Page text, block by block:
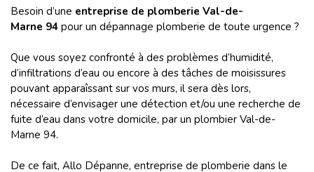
Besoin d’une entreprise de plomberie Val-de-
Marne 94 pour un dépannage plomberie de toute urgence ?
Que vous soyez confronté à des problèmes d’humidité,
d’infiltrations d’eau ou encore à des tâches de moisissures
pouvant apparaîssant sur vos murs, il sera dès lors,
nécessaire d’envisager une détection et/ou une recherche de
fuite d’eau dans votre domicile, par un plombier Val-de-
Marne 94.
De ce fait, Allo Dépanne, entreprise de plomberie dans le